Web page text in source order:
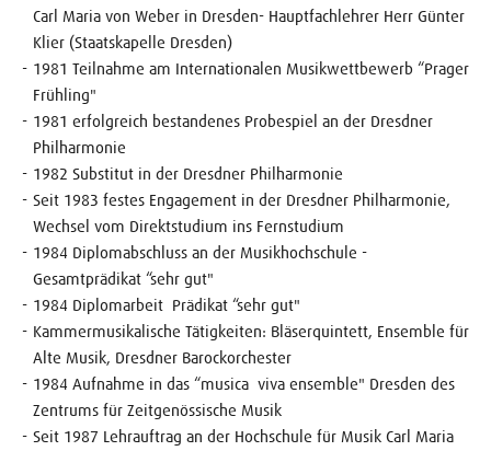
Carl Maria von Weber in Dresden- Hauptfachlehrer Herr Günter
Klier (Staatskapelle Dresden)
1981 Teilnahme am Internationalen Musikwettbewerb “Prager
Frühling"
1981 erfolgreich bestandenes Probespiel an der Dresdner
Philharmonie
1982 Substitut in der Dresdner Philharmonie
Seit 1983 festes Engagement in der Dresdner Philharmonie,
Wechsel vom Direktstudium ins Fernstudium
1984 Diplomabschluss an der Musikhochschule ­
Gesamtprädikat “sehr gut"
1984 Diplomarbeit ­ Prädikat “sehr gut"
Kammermusikalische Tätigkeiten: Bläserquintett, Ensemble für
Alte Musik, Dresdner Barockorchester
1984 Aufnahme in das “musica ­ viva ensemble" Dresden des
Zentrums für Zeitgenössische Musik
Seit 1987 Lehrauftrag an der Hochschule für Musik Carl Maria